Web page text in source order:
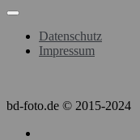
Datenschutz
Impressum
bd-foto.de © 2015-2024